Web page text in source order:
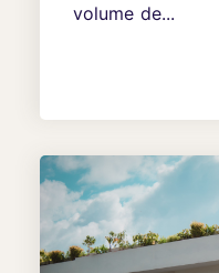
volume de...